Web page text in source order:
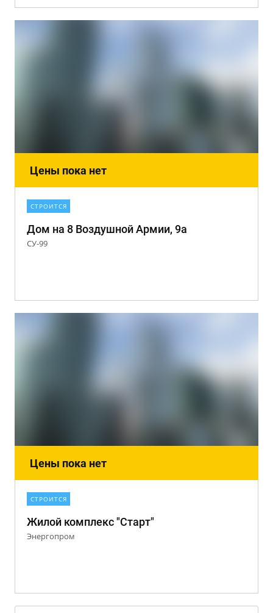
Цены пока нет
СТРОИТСЯ
Дом на 8 Воздушной Армии, 9а
СУ-99
Цены пока нет
СТРОИТСЯ
Жилой комплекс "Старт"
Энергопром